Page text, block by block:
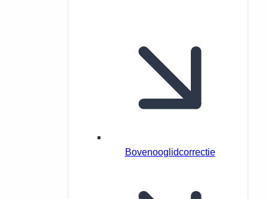
Bovenooglidcorrectie